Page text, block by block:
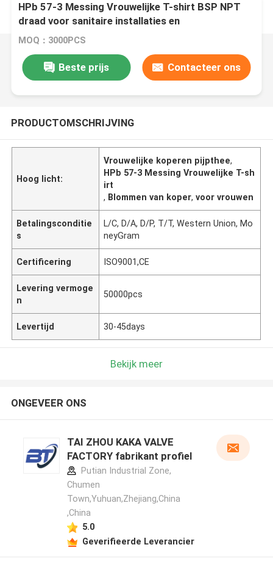
HPb 57-3 Messing Vrouwelijke T-shirt BSP NPT
draad voor sanitaire installaties en
vloeistofbehandeling
MOQ：3000PCS
Beste prijs Contacteer ons
PRODUCTOMSCHRIJVING
Hoog licht:
Vrouwelijke koperen pijpthee,
HPb 57-3 Messing Vrouwelijke T-sh
irt
, Blommen van koper,voor vrouwen
Betalingsconditie
s
L/C, D/A, D/P, T/T, Western Union, Mo
neyGram
Certificering ISO9001,CE
Levering vermoge
n
50000pcs
Levertijd 30-45days
Bekijk meer
ONGEVEER ONS
TAI ZHOU KAKA VALVE
FACTORY fabrikant profiel
Putian Industrial Zone,
Chumen
Town,Yuhuan,Zhejiang,China
,China
5.0
Geverifieerde Leverancier